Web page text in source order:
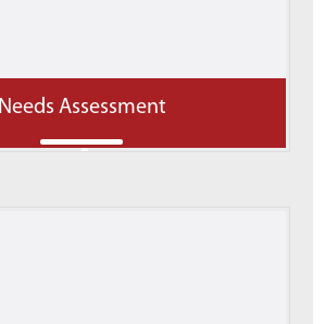
Needs Assessment